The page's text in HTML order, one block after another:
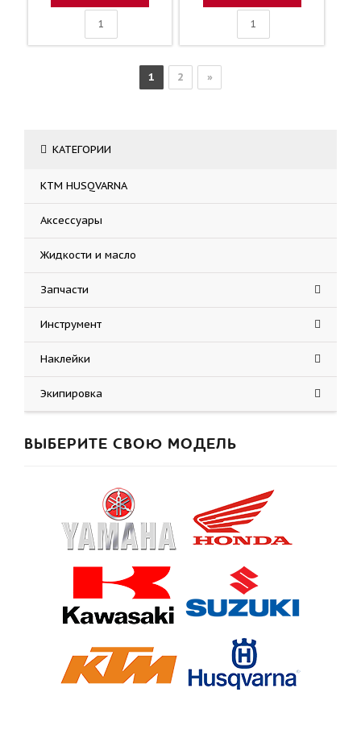
1 2 »
КАТЕГОРИИ
KTM HUSQVARNA
Аксессуары
Жидкости и масло
Запчасти
Инструмент
Наклейки
Экипировка
ВЫБЕРИТЕ СВОЮ МОДЕЛЬ